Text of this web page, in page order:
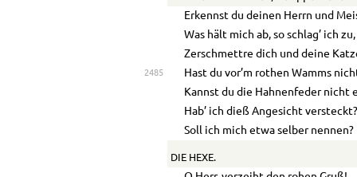
Erkennst du deinen Herrn und
Was hält mich ab, so schlag’ ich zu,
Zerschmettre dich und deine
2485
Hast du vor’m rothen Wamms
Kannst du die Hahnenfeder nicht
Hab’ ich dieß Angesicht
Soll ich mich etwa selber nennen?
DIE HEXE.